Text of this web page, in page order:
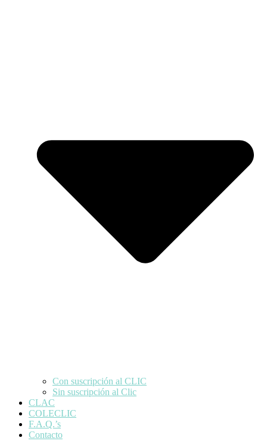
Con suscripción al CLIC
Sin suscripción al Clic
CLAC
COLECLIC
F.A.Q.’s
Contacto